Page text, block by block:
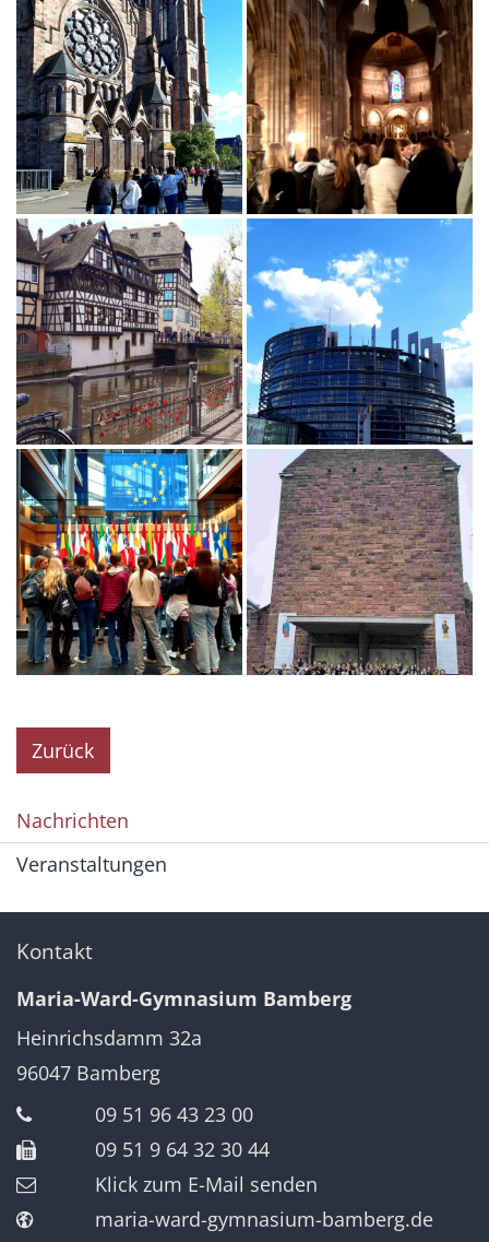
Zurück
Nachrichten
Veranstaltungen
Kontakt
Maria-Ward-Gymnasium Bamberg
Heinrichsdamm 32a
96047 Bamberg
09 51 96 43 23 00
09 51 9 64 32 30 44
Klick zum E-Mail senden
maria-ward-gymnasium-bamberg.de